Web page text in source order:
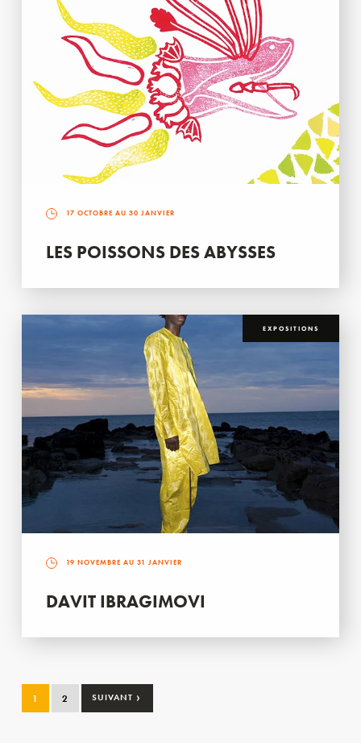
17 OCTOBRE AU 30 JANVIER
LES POISSONS DES ABYSSES
EXPOSITIONS
19 NOVEMBRE AU 31 JANVIER
DAVIT IBRAGIMOVI
1 2 SUIVANT ›